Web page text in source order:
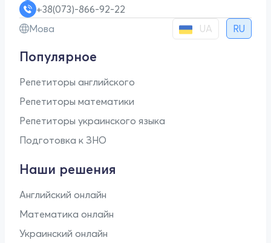
+38(073)-866-92-22
Мова
UA RU
Популярное
Репетиторы английского
Репетиторы математики
Репетиторы украинского языка
Подготовка к ЗНО
Наши решения
Английский онлайн
Математика онлайн
Украинский онлайн